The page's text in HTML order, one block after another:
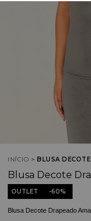
INÍCIO BLUSA
Blusa Decote
OUTLET 60%
Blusa Decote Drapeado